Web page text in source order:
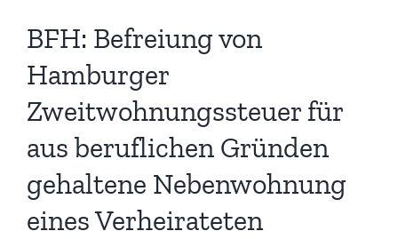
BFH: Befreiung von
Hamburger
Zweitwohnungssteuer für
aus beruflichen Gründen
gehaltene Nebenwohnung
eines Verheirateten